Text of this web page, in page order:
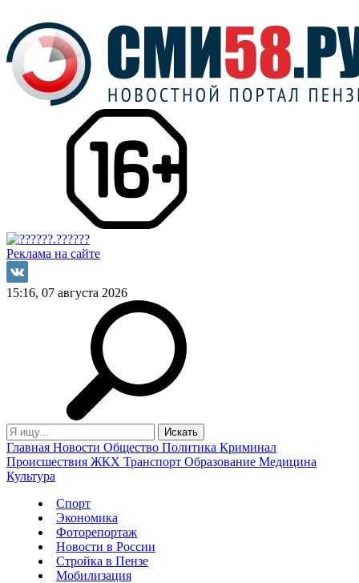
Реклама на сайте
15:16, 07 августа 2026
Главная Новости Общество Политика Криминал
Происшествия ЖКХ Транспорт Образование Медицина
Культура
Спорт
Экономика
Фоторепортаж
Новости в России
Стройка в Пензе
Мобилизация